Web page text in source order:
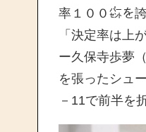
率１００㌫を
「決定率は上
ー久保寺歩夢
を張ったシュ
－11で前半を